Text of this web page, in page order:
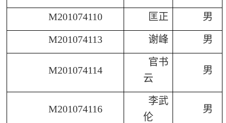
M201074110 匡正 男
M201074113 谢峰 男
M201074114
官书
云
男
M201074116
李武
伦
男